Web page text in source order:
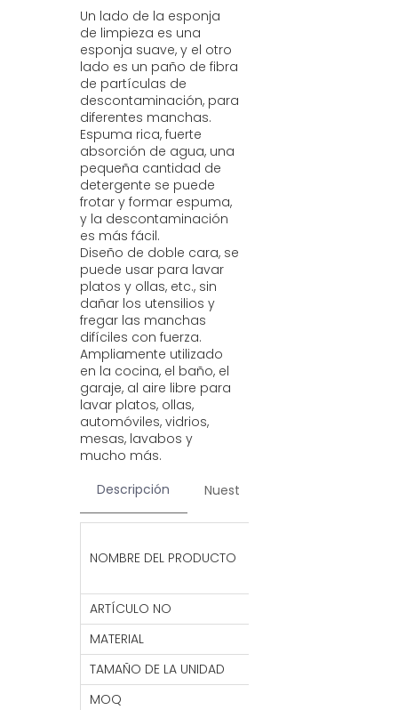
Un lado de la esponja
de limpieza es una
esponja suave, y el otro
lado es un paño de fibra
de partículas de
descontaminación, para
diferentes manchas.
Espuma rica, fuerte
absorción de agua, una
pequeña cantidad de
detergente se puede
frotar y formar espuma,
y ​​la descontaminación
es más fácil.
Diseño de doble cara, se
puede usar para lavar
platos y ollas, etc., sin
dañar los utensilios y
fregar las manchas
difíciles con fuerza.
Ampliamente utilizado
en la cocina, el baño, el
garaje, al aire libre para
lavar platos, ollas,
automóviles, vidrios,
mesas, lavabos y
mucho más.
Descripción
Nuestros servicios
NOMBRE DEL PRODUCTO
ARTÍCULO NO
MATERIAL
TAMAÑO DE LA UNIDAD
MOQ